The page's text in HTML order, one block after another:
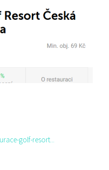
golf-resort...